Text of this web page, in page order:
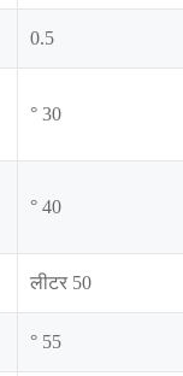
0.5
° 30
° 40
लीटर 50
° 55